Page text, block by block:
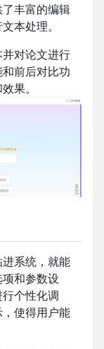
丰富的编辑
本处理。
对论文进行
前后对比功
果。
进系统，就能
和参数设
个性化调
使得用户能